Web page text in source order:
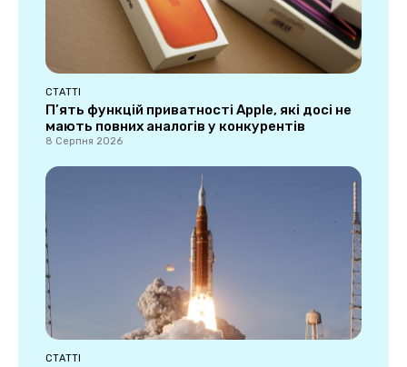
СТАТТІ
П’ять функцій приватності Apple, які досі не
мають повних аналогів у конкурентів
8 Серпня 2026
СТАТТІ